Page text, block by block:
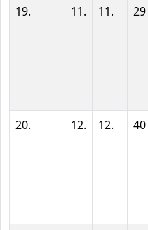
19. 11. 11. 29
20. 12. 12. 40